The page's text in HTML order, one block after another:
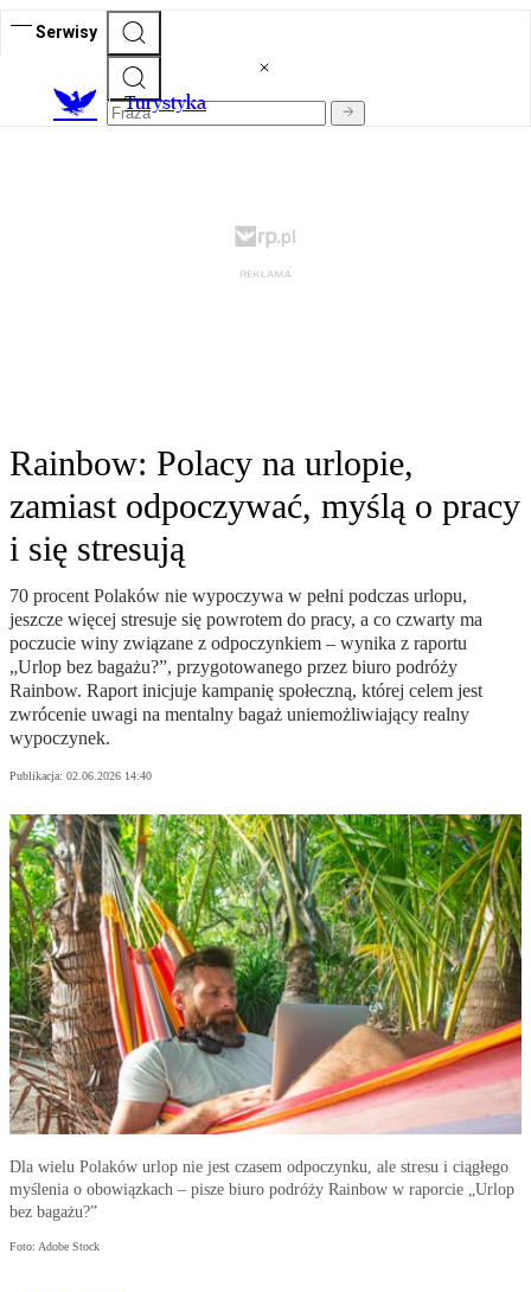
Serwisy
Turystyka
Rainbow: Polacy na urlopie,
zamiast odpoczywać, myślą o pracy
i się stresują
70 procent Polaków nie wypoczywa w pełni podczas urlopu,
jeszcze więcej stresuje się powrotem do pracy, a co czwarty ma
poczucie winy związane z odpoczynkiem – wynika z raportu
„Urlop bez bagażu?”, przygotowanego przez biuro podróży
Rainbow. Raport inicjuje kampanię społeczną, której celem jest
zwrócenie uwagi na mentalny bagaż uniemożliwiający realny
wypoczynek.
Publikacja: 02.06.2026 14:40
Dla wielu Polaków urlop nie jest czasem odpoczynku, ale stresu i ciągłego
myślenia o obowiązkach – pisze biuro podróży Rainbow w raporcie „Urlop
bez bagażu?”
Foto: Adobe Stock